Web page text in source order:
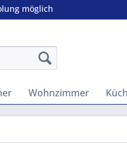
möglich
Wohnzimmer